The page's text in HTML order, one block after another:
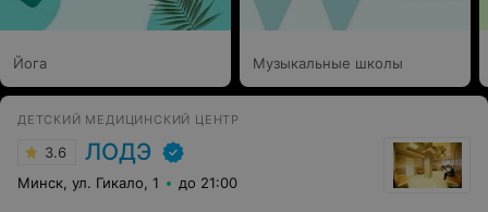
Йога Музыкальные школы
ДЕТСКИЙ МЕДИЦИНСКИЙ ЦЕНТР
3.6 ЛОДЭ
Минск, ул. Гикало, 1 до 21:00